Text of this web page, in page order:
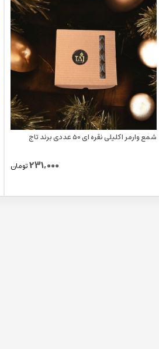
شمع وارمر اکلیلی نقره ای 50 عددی برند تاج
231,000تومان